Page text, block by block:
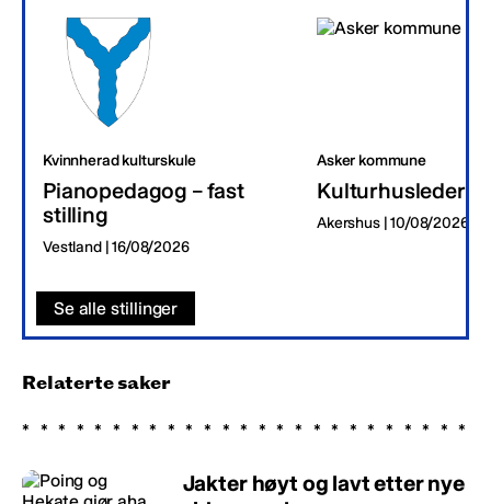
Kvinnherad kulturskule
Pianopedagog – fast
stilling
Vestland | 16/08/2026
Asker kommune
Kulturhusleder
Akershus | 10/08/2026
Se alle stillinger
Relaterte saker
Jakter høyt og lavt etter nye